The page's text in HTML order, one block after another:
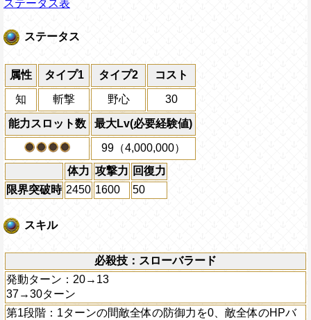
ステータス表
ステータス
属性 タイプ1 タイプ2 コスト
知 斬撃 野心 30
能力スロット数 最大Lv(必要経験値)
99（4,000,000）
体力 攻撃力 回復力
限界突破時 2450 1600 50
スキル
必殺技：スローバラード
発動ターン：20→13
37→30ターン
第1段階：1ターンの間敵全体の防御力を0、敵全体のHPバ